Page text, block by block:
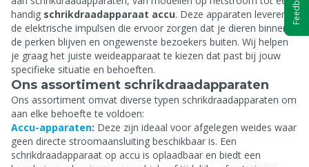
handig schrikdraadapparaat accu. Deze apparaten leveren
de elektrische impulsen die ervoor zorgen dat je dieren binnen
de perken blijven en ongewenste bezoekers buiten. Wij helpen
je graag het juiste weideapparaat te kiezen dat past bij jouw
specifieke situatie en behoeften.
Ons assortiment schrikdraadapparaten
Ons assortiment omvat diverse typen schrikdraadapparaten om
aan elke behoefte te voldoen:
Accu-apparaten: Deze zijn ideaal voor afgelegen weides waar
geen directe stroomaansluiting beschikbaar is. Een
schrikdraadapparaat op accu is oplaadbaar en biedt een